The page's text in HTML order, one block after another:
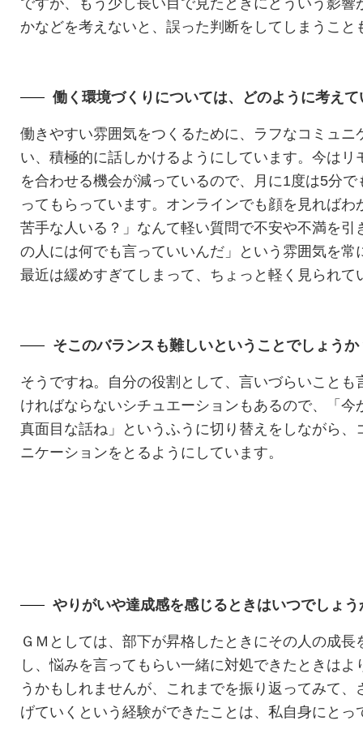
ですが、もう少し長い目で見たときにどういう影
かなどを考えないと、誤った判断をしてしまうこ
働く環境づくりについては、どのように考え
働きやすい雰囲気をつくるために、ラフなコミュ
い、積極的に話しかけるようにしています。今は
を合わせる機会が減っているので、月に1度は5分
ってもらっています。オンラインでも顔を見れば
苦手な人いる？」なんて軽い質問で不安や不満を
の人には何でも言っていいんだ」という雰囲気を
最近は緩めすぎてしまって、ちょっと軽く見られて
そこのバランスも難しいということでしょうか
そうですね。自分の役割として、言いづらいことも
ければならないシチュエーションもあるので、「今
真面目な話ね」というふうに切り替えをしながら、
ニケーションをとるようにしています。
やりがいや達成感を感じるときはいつでしょう
ＧＭとしては、部下が昇格したときにその人の成
し、悩みを言ってもらい一緒に対処できたときは
うかもしれませんが、これまでを振り返ってみて
げていくという経験ができたことは、私自身にとっ